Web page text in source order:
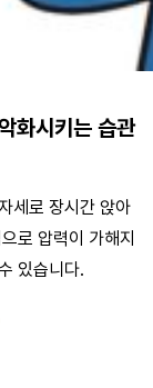
화시키는 습관
세로 장시간 앉아
로 압력이 가해지
있습니다.